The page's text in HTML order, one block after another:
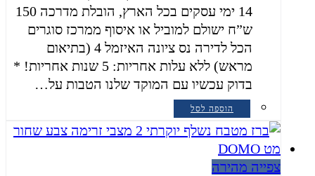
14 ימי עסקים בכל הארץ, הובלת מדרכה 150
ש”ח ישולם למוביל או איסוף ממרכז סוגרים
הכל לדירה נס ציונה האיזמל 4 (בתיאום
מראש) ללא עלות אחריות: 5 שנות אחריות! *
בדוק עכשיו עם המוקד שלנו הטבות על…
הוספה לסל
צפייה מהירה